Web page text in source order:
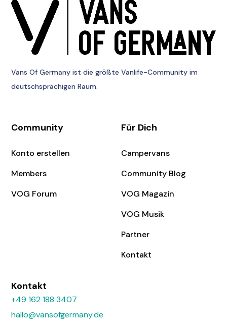
Vans Of Germany ist die größte Vanlife-Community im
deutschsprachigen Raum.
Community
Konto erstellen
Members
VOG Forum
Für Dich
Campervans
Community Blog
VOG Magazin
VOG Musik
Partner
Kontakt
Kontakt
+49 162 188 3407
hallo@vansofgermany.de